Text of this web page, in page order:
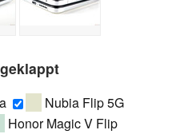
Nubia Flip 5G
Honor Magic V Flip